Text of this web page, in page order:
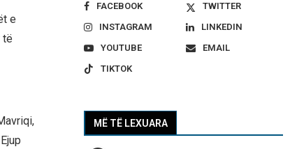
e
të
FACEBOOK
TWITTER
INSTAGRAM
LINKEDIN
YOUTUBE
EMAIL
TIKTOK
MË TË LEXUARA